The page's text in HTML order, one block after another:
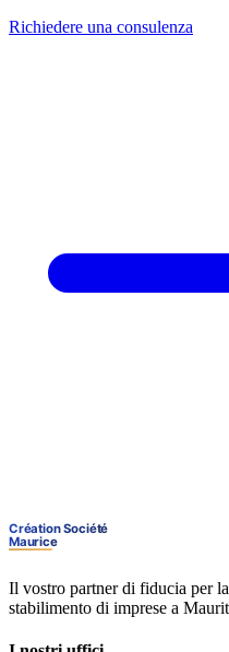
Richiedere una consulenza
Il vostro partner di fiducia per
stabilimento di imprese a